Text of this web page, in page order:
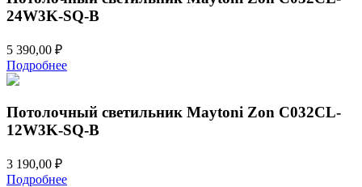
24W3K-SQ-B
5 390,00 ₽
Подробнее
Потолочный светильник Maytoni Zon C032CL-
12W3K-SQ-B
3 190,00 ₽
Подробнее